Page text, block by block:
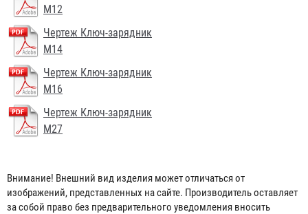
М12
Чертеж Ключ-зарядник
М14
Чертеж Ключ-зарядник
М16
Чертеж Ключ-зарядник
М27
Внимание! Внешний вид изделия может отличаться от
изображений, представленных на сайте. Производитель оставляет
за собой право без предварительного уведомления вносить
6 890 ₽